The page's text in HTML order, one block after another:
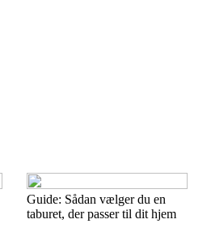
Guide: Sådan vælger du en
taburet, der passer til dit hjem